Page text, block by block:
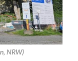
NRW)